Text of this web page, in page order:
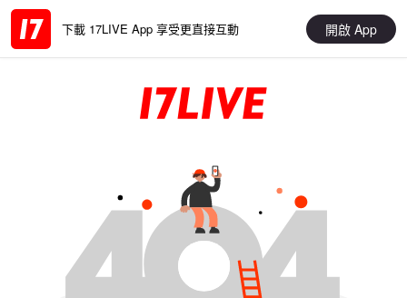
下載 17LIVE App 享受更直接互動 開啟 App